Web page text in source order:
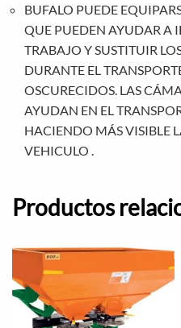
BUFALO PUEDE
QUE PUEDEN AYUDAR A
TRABAJO Y SUSTITUIR
DURANTE EL
OSCURECIDOS. LAS
AYUDAN EN EL
HACIENDO MÁS VISIBLE
VEHICULO .
Productos